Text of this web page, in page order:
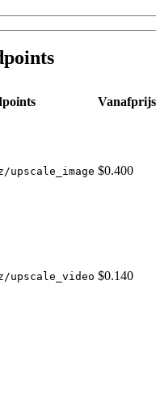
Vanafprijs
$0.400
upscale_video $0.140